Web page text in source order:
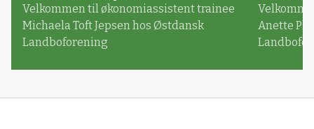
Velkommen til økonomiassistent trainee
Michaela Toft Jepsen hos Østdansk
Landboforening
Anette